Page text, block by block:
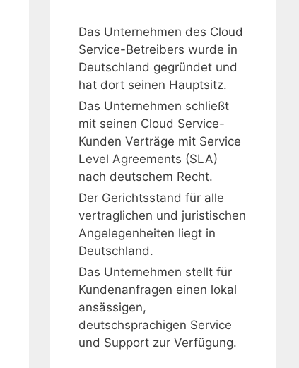
Das Unternehmen des Cloud
Service-Betreibers wurde in
Deutschland gegründet und
hat dort seinen Hauptsitz.
Das Unternehmen schließt
mit seinen Cloud Service-
Kunden Verträge mit Service
Level Agreements (SLA)
nach deutschem Recht.
Der Gerichtsstand für alle
vertraglichen und juristischen
Angelegenheiten liegt in
Deutschland.
Das Unternehmen stellt für
Kundenanfragen einen lokal
ansässigen,
deutschsprachigen Service
und Support zur Verfügung.